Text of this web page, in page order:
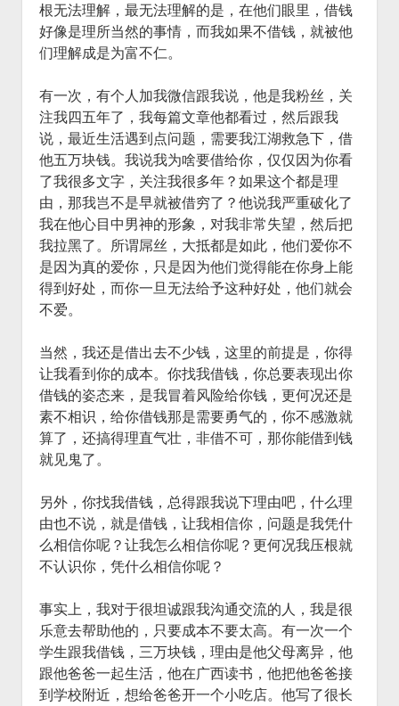
根无法理解，最无法理解的是，在他们眼里，借钱
好像是理所当然的事情，而我如果不借钱，就被他
们理解成是为富不仁。
有一次，有个人加我微信跟我说，他是我粉丝，关
注我四五年了，我每篇文章他都看过，然后跟我
说，最近生活遇到点问题，需要我江湖救急下，借
他五万块钱。我说我为啥要借给你，仅仅因为你看
了我很多文字，关注我很多年？如果这个都是理
由，那我岂不是早就被借穷了？他说我严重破化了
我在他心目中男神的形象，对我非常失望，然后把
我拉黑了。所谓屌丝，大抵都是如此，他们爱你不
是因为真的爱你，只是因为他们觉得能在你身上能
得到好处，而你一旦无法给予这种好处，他们就会
不爱。
当然，我还是借出去不少钱，这里的前提是，你得
让我看到你的成本。你找我借钱，你总要表现出你
借钱的姿态来，是我冒着风险给你钱，更何况还是
素不相识，给你借钱那是需要勇气的，你不感激就
算了，还搞得理直气壮，非借不可，那你能借到钱
就见鬼了。
另外，你找我借钱，总得跟我说下理由吧，什么理
由也不说，就是借钱，让我相信你，问题是我凭什
么相信你呢？让我怎么相信你呢？更何况我压根就
不认识你，凭什么相信你呢？
事实上，我对于很坦诚跟我沟通交流的人，我是很
乐意去帮助他的，只要成本不要太高。有一次一个
学生跟我借钱，三万块钱，理由是他父母离异，他
跟他爸爸一起生活，他在广西读书，他把他爸爸接
到学校附近，想给爸爸开一个小吃店。他写了很长